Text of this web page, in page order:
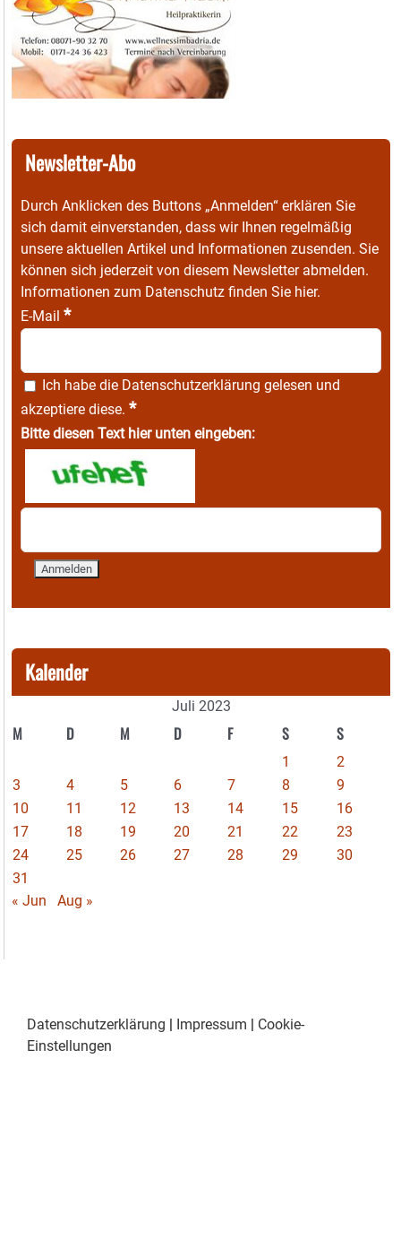
Newsletter-Abo
Durch Anklicken des Buttons „Anmelden“ erklären Sie
sich damit einverstanden, dass wir Ihnen regelmäßig
unsere aktuellen Artikel und Informationen zusenden. Sie
können sich jederzeit von diesem Newsletter abmelden.
Informationen zum Datenschutz finden Sie hier.
E-Mail *
Ich habe die Datenschutzerklärung gelesen und
akzeptiere diese. *
Bitte diesen Text hier unten eingeben:
Kalender
Juli 2023
M D M D F S S
1
2
3
4 5 6 7 8
9
10
11 12 13 14 15
16
17
18 19 20 21 22
23
24
25 26 27 28 29
30
31
« Jun
Aug »
Datenschutzerklärung | Impressum | Cookie-
Einstellungen